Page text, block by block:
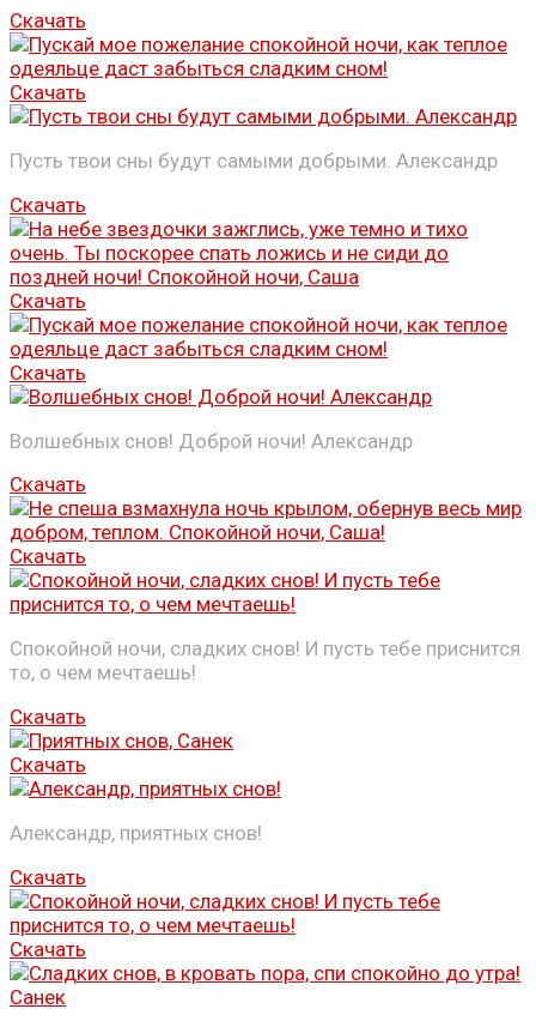
Скачать
Скачать
Пусть твои сны будут самыми добрыми. Александр
Скачать
Скачать
Скачать
Волшебных снов! Доброй ночи! Александр
Скачать
Скачать
Спокойной ночи, сладких снов! И пусть тебе приснится
то, о чем мечтаешь!
Скачать
Скачать
Александр, приятных снов!
Скачать
Скачать